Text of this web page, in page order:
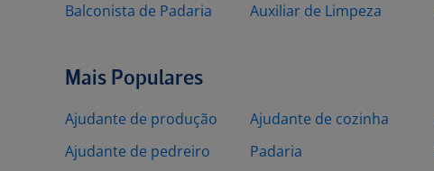
Balconista de Padaria Auxiliar de Limpeza
Mais Populares
Ajudante de produção
Ajudante de pedreiro
Ajudante de cozinha
Padaria